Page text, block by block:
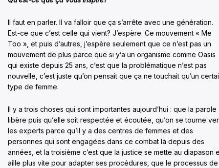
Il faut en parler. Il va falloir que ça s’arrête avec une génération.
Est-ce que c’est celle qui vient? J’espère. Ce mouvement « Me
Too », et puis d’autres, j’espère seulement que ce n’est pas un
mouvement de plus parce que si y’a un organisme comme Oasis
qui existe depuis 25 ans, c’est que la problématique n’est pas
nouvelle, c’est juste qu’on pensait que ça ne touchait qu’un
type de femme.
Il y a trois choses qui sont importantes aujourd’hui : que la parole
libère puis qu’elle soit respectée et écoutée, qu’on se tourne
les experts parce qu’il y a des centres de femmes et des
personnes qui sont engagées dans ce combat là depuis des
années, et la troisième c’est que la justice se mette au diapason
aille plus vite pour adapter ses procédures, que le processus de